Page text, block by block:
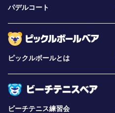
パデルコート
ピックルボールとは
ビーチテニス練習会